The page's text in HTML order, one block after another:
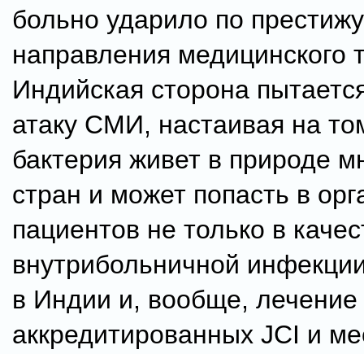
больно ударило по
направления медицинского
Индийская сторона
атаку СМИ, настаивая на
бактерия живет в природе
стран и может попасть в
пациентов не только в
внутрибольничной
в Индии и, вообще, лечение
аккредитированных JCI и